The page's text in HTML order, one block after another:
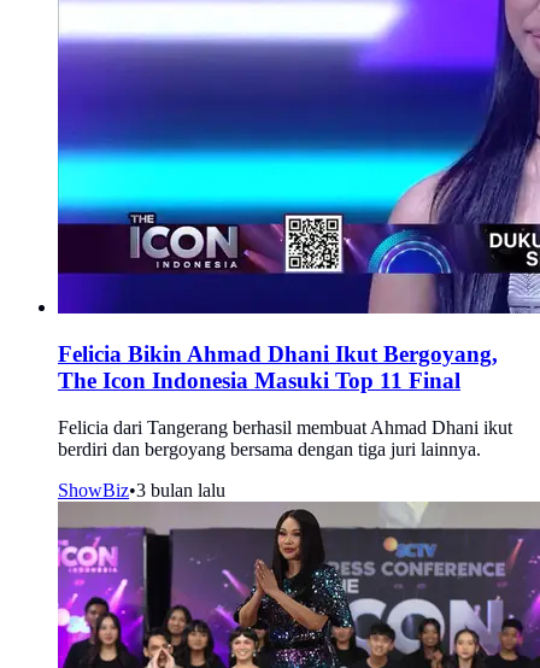
Felicia Bikin Ahmad Dhani Ikut Bergoyang,
The Icon Indonesia Masuki Top 11 Final
Felicia dari Tangerang berhasil membuat Ahmad Dhani ikut
berdiri dan bergoyang bersama dengan tiga juri lainnya.
ShowBiz•3 bulan lalu